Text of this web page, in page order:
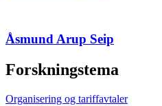
Åsmund Arup Seip
Forskningstema
Organisering og tariffavtaler